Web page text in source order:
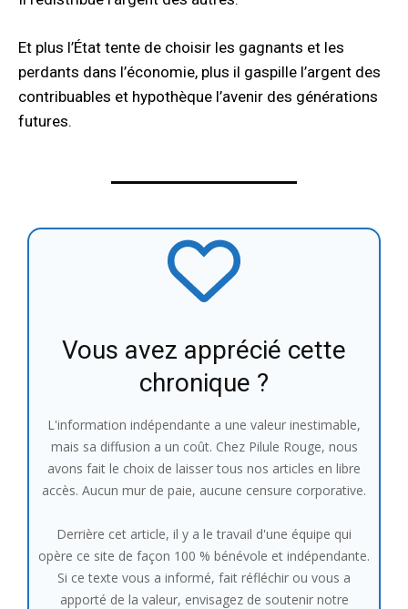
Et plus l’État tente de choisir les gagnants et les
perdants dans l’économie, plus il gaspille l’argent des
contribuables et hypothèque l’avenir des générations
futures.
Vous avez apprécié cette
chronique ?
L'information indépendante a une valeur inestimable,
mais sa diffusion a un coût. Chez Pilule Rouge, nous
avons fait le choix de laisser tous nos articles en libre
accès. Aucun mur de paie, aucune censure corporative.
Derrière cet article, il y a le travail d'une équipe qui
opère ce site de façon 100 % bénévole et indépendante.
Si ce texte vous a informé, fait réfléchir ou vous a
apporté de la valeur, envisagez de soutenir notre